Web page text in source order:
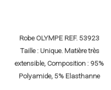
Robe OLYMPE REF. 53923
Taille : Unique. Matière très
extensible, Composition : 95%
Polyamide, 5% Elasthanne